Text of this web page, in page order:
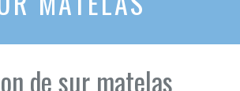
de sur matelas